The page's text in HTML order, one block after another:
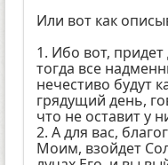
Или вот как
1. Ибо вот,
тогда все
нечестиво будут
грядущий день,
что не оставит у
2. А для вас,
Моим, взойдет